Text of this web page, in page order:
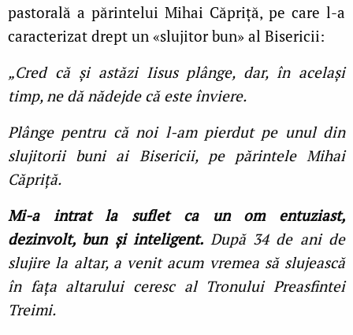
pastorală a părintelui Mihai Căpriță, pe care l-a
caracterizat drept un «slujitor bun» al Bisericii:
„Cred că și astăzi Iisus plânge, dar, în același
timp, ne dă nădejde că este înviere.
Plânge pentru că noi l-am pierdut pe unul din
slujitorii buni ai Bisericii, pe părintele Mihai
Căpriță.
Mi-a intrat la suflet ca un om entuziast,
dezinvolt, bun și inteligent. După 34 de ani de
slujire la altar, a venit acum vremea să slujească
în fața altarului ceresc al Tronului Preasfintei
Treimi.